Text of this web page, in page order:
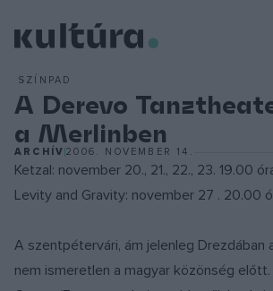
SZÍNPAD
A Derevo
a Merlinben
ARCHÍV2006. NOVEMBER 14.
Ketzal: november 20., 21., 22., 23. 19.00
Levity and Gravity: november 27 . 20.00
A szentpétervári, ám jelenleg Drezdában
nem ismeretlen a magyar közönség